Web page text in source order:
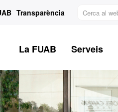
Transparència
Cerca
La FUAB Serveis